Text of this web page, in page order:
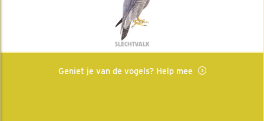
SLECHTVALK
Geniet je van de vogels? Help mee